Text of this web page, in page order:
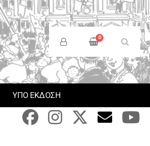
Users
Menu
0
ΥΠΟ ΕΚΔΟΣΗ